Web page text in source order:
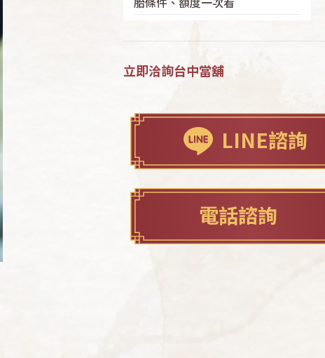
立即洽詢台中當舖
LINE諮詢
電話諮詢